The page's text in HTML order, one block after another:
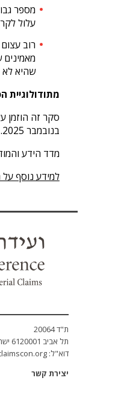
עלול
שהיא לא תקרה שוב, ו-88
מתודולוגיית
בנובמבר 2025. טעות הדגימה היא +/- 3.1%.
מדד הידע
למידע נוסף
ת"ד 20064
תל אביב 6120001 ישראל
דוא"ל: infodesk@claimscon.org
יצירת קשר